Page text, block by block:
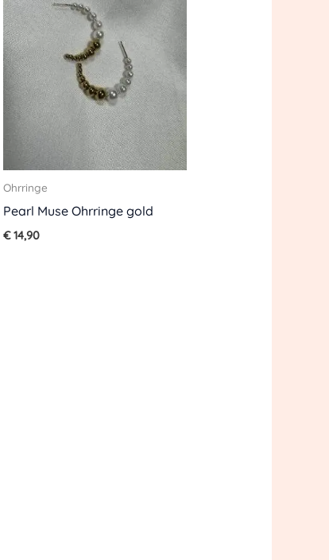
Ohrringe
Pearl Muse Ohrringe gold
€14,90